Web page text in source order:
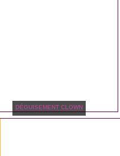
DÉGUISEMENT CLOWN